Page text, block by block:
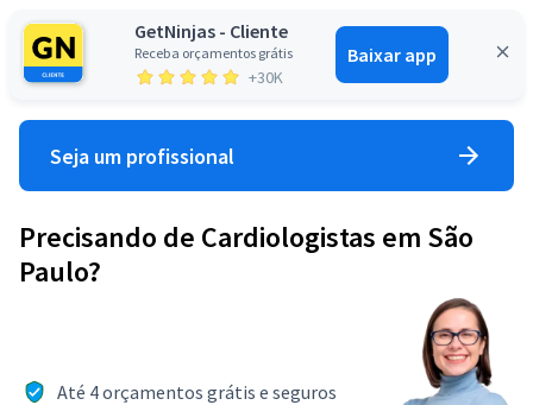
GetNinjas - Cliente
Receba orçamentos grátis
+30K
Baixar app
Entrar
Seja um profissional
Precisando de Cardiologistas em São
Paulo?
Até 4 orçamentos grátis e seguros